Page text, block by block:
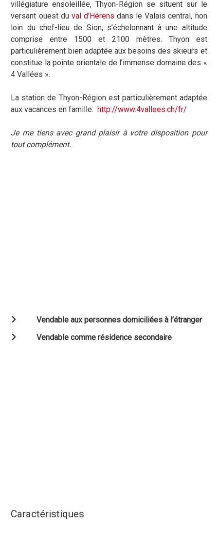
villégiature ensoleillée, Thyon-Région se situent sur le
versant ouest du val d’Hérens dans le Valais central, non
loin du chef-lieu de Sion, s’échelonnant à une altitude
comprise entre 1500 et 2100 mètres. Thyon est
particulièrement bien adaptée aux besoins des skieurs et
constitue la pointe orientale de l’immense domaine des «
4 Vallées ».
La station de Thyon-Région est particulièrement adaptée
aux vacances en famille: http://www.4vallees.ch/fr/
Je me tiens avec grand plaisir à votre disposition pour
tout complément.
Vendable aux personnes domiciliées à l’étranger
Vendable comme résidence secondaire
Caractéristiques